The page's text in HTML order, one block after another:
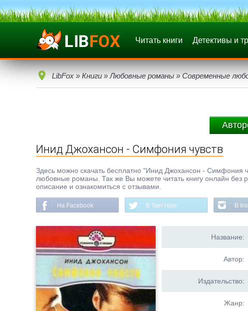
Читать книги Детективы и
LibFox » Книги » Любовные романы » Современные
Инид Джохансон - Симфония чувств
Здесь можно скачать бесплатно "Инид Джохансон -
любовные романы. Так же Вы можете читать книгу онлайн без
описание и ознакомиться с отзывами.
На Facebook В Твиттере В
Название:
Автор:
Издательство:
Жанр: